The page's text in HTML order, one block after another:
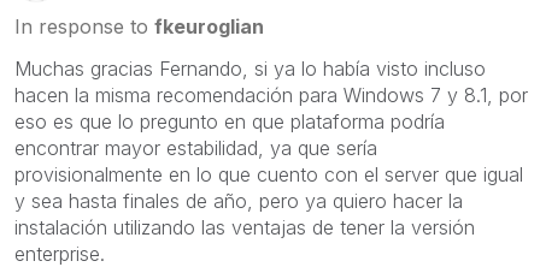
In response to fkeuroglian
Muchas gracias Fernando, si ya lo había visto incluso
hacen la misma recomendación para Windows 7 y 8.1, por
eso es que lo pregunto en que plataforma podría
encontrar mayor estabilidad, ya que sería
provisionalmente en lo que cuento con el server que igual
y sea hasta finales de año, pero ya quiero hacer la
instalación utilizando las ventajas de tener la versión
enterprise.